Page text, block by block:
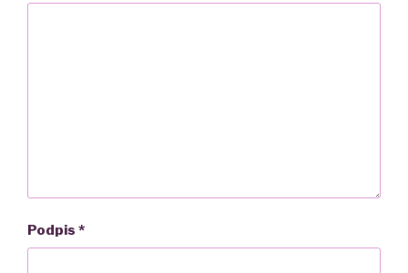
Podpis *